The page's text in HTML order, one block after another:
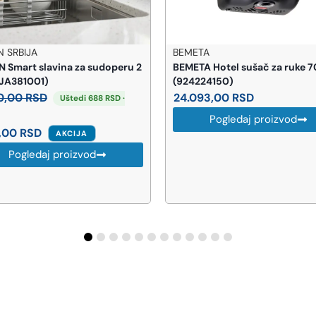
Hotel sušač za ruke 700W
RSD
BEMETA
BEMETA Sablo držač čaše
(160110012)
5.545,00RSD
Pogledaj proizvod